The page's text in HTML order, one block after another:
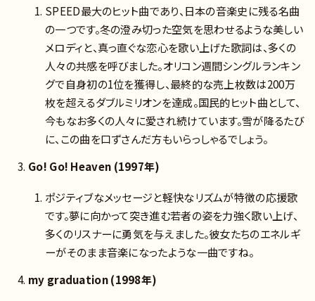
SPEED最大のヒット曲であり、日本の音楽史に残る名曲
の一つです。冬の澄み切った空気を思わせるような美しい
メロディと、真っ直ぐな恋心を歌い上げた歌詞は、多くの
人々の共感を呼びました。オリコン週間シングルランキン
グで自身初の1位を獲得し、最終的な売上枚数は200万
枚を超えるダブルミリオンを達成。国民的ヒット曲として、
今もなお多くの人々に愛され続けています。雪が降るたび
に、この曲を口ずさんだ方もいらっしゃるでしょう。
Go! Go! Heaven (1997年)
ポジティブなメッセージと軽快なリズムが特徴の応援歌
です。夢に向かって突き進む若者の姿を力強く歌い上げ、
多くのリスナーに勇気を与えました。彼女たちのエネルギ
ーがそのまま音楽になったような一曲ですね。
my graduation (1998年)